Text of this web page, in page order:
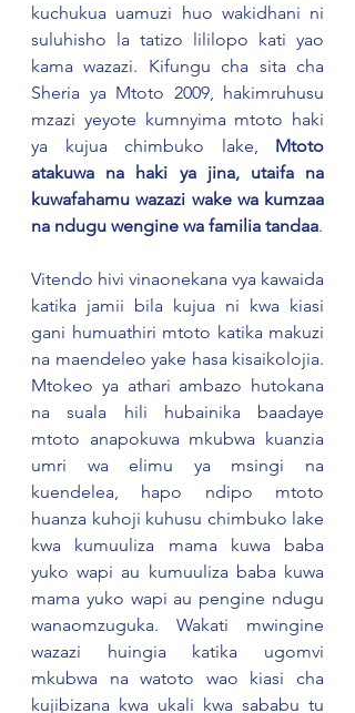
kuchukua uamuzi huo wakidhani ni
suluhisho la tatizo lililopo kati yao
kama wazazi. Kifungu cha sita cha
Sheria ya Mtoto 2009, hakimruhusu
mzazi yeyote kumnyima mtoto haki
ya kujua chimbuko lake, Mtoto
atakuwa na haki ya jina, utaifa na
kuwafahamu wazazi wake wa kumzaa
na ndugu wengine wa familia tandaa.
Vitendo hivi vinaonekana vya kawaida
katika jamii bila kujua ni kwa kiasi
gani humuathiri mtoto katika makuzi
na maendeleo yake hasa kisaikolojia.
Mtokeo ya athari ambazo hutokana
na suala hili hubainika baadaye
mtoto anapokuwa mkubwa kuanzia
umri wa elimu ya msingi na
kuendelea, hapo ndipo mtoto
huanza kuhoji kuhusu chimbuko lake
kwa kumuuliza mama kuwa baba
yuko wapi au kumuuliza baba kuwa
mama yuko wapi au pengine ndugu
wanaomzuguka. Wakati mwingine
wazazi huingia katika ugomvi
mkubwa na watoto wao kiasi cha
kujibizana kwa ukali kwa sababu tu